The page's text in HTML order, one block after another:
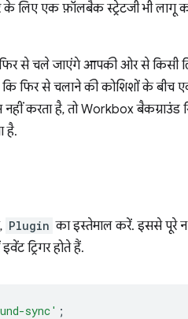
लिए एक फ़ॉलबैक स्ट्रेटजी भी लागू
से चले जाएंगे आपकी ओर से किसी
कि फिर से चलाने की कोशिशों के
नहीं करता है, तो Workbox
है.
Plugin का इस्तेमाल करें. इससे पूरे न
ट्रिगर होते हैं.
sync' ;